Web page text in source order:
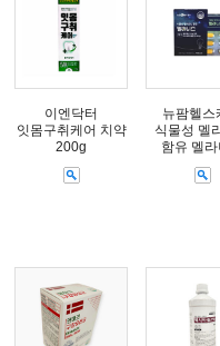
이엔닥터
잇몸구취케어 치약
200g
뉴팜헬스
식물성 멜
함유 멜